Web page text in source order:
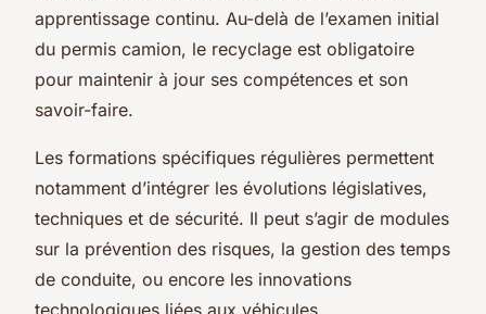
apprentissage continu. Au-delà de l’examen initial
du permis camion, le recyclage est obligatoire
pour maintenir à jour ses compétences et son
savoir-faire.
Les formations spécifiques régulières permettent
notamment d’intégrer les évolutions législatives,
techniques et de sécurité. Il peut s’agir de modules
sur la prévention des risques, la gestion des temps
de conduite, ou encore les innovations
technologiques liées aux véhicules.